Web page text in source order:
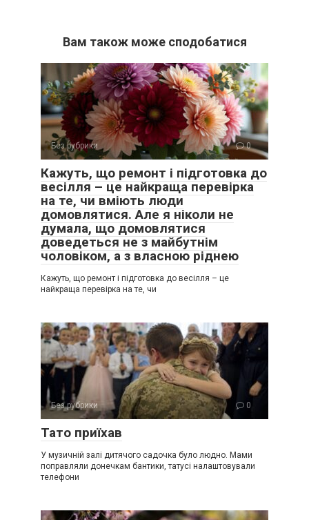
Вам також може сподобатися
Без рубрики 0
Кажуть, що ремонт і підготовка до
весілля – це найкраща перевірка
на те, чи вміють люди
домовлятися. Але я ніколи не
думала, що домовлятися
доведеться не з майбутнім
чоловіком, а з власною ріднею
Кажуть, що ремонт і підготовка до весілля – це
найкраща перевірка на те, чи
Без рубрики 0
Тато приїхав
У музичній залі дитячого садочка було людно. Мами
поправляли донечкам бантики, татусі налаштовували
телефони